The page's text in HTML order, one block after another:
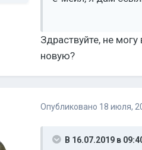
Здраствуйте, не
новую?
Опубликовано 18 июля,
В 16.07.2019 в